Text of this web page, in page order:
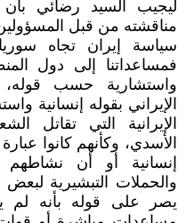
ليجيب السيد رضائي
مناقشته من قبل المسؤولين
سياسة إيران تجاه
فمساعداتنا إلى دول
واستشارية حسب قوله،
الإيراني بقوله إنسانية
الإيرانية التي تقاتل
الأسدي، وكأنهم كانوا
إنسانية أو أن
والحملات التبشيرية
يصر على قوله بأنه لم